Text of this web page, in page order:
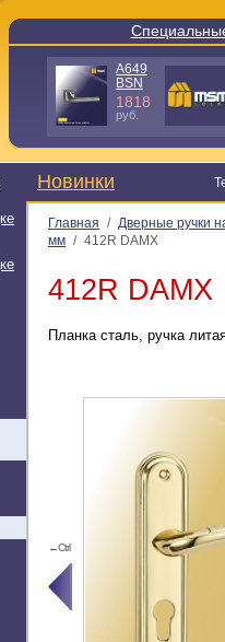
Специальные
A640 GR-
C
980руб.
TB1-L25
(пакет)
190руб.
Новинки Тел.:
Главная / Дверные ручки на
замок 62 мм
412R DAMX
412R DAMX
Планка сталь, ручка
←Ctrl